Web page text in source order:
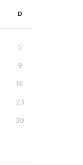
D
2
9
16
23
30